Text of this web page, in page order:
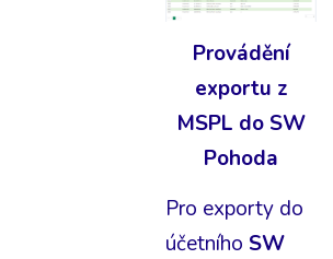
Provádění
exportu z
MSPL do SW
Pohoda
Pro exporty do
účetního SW